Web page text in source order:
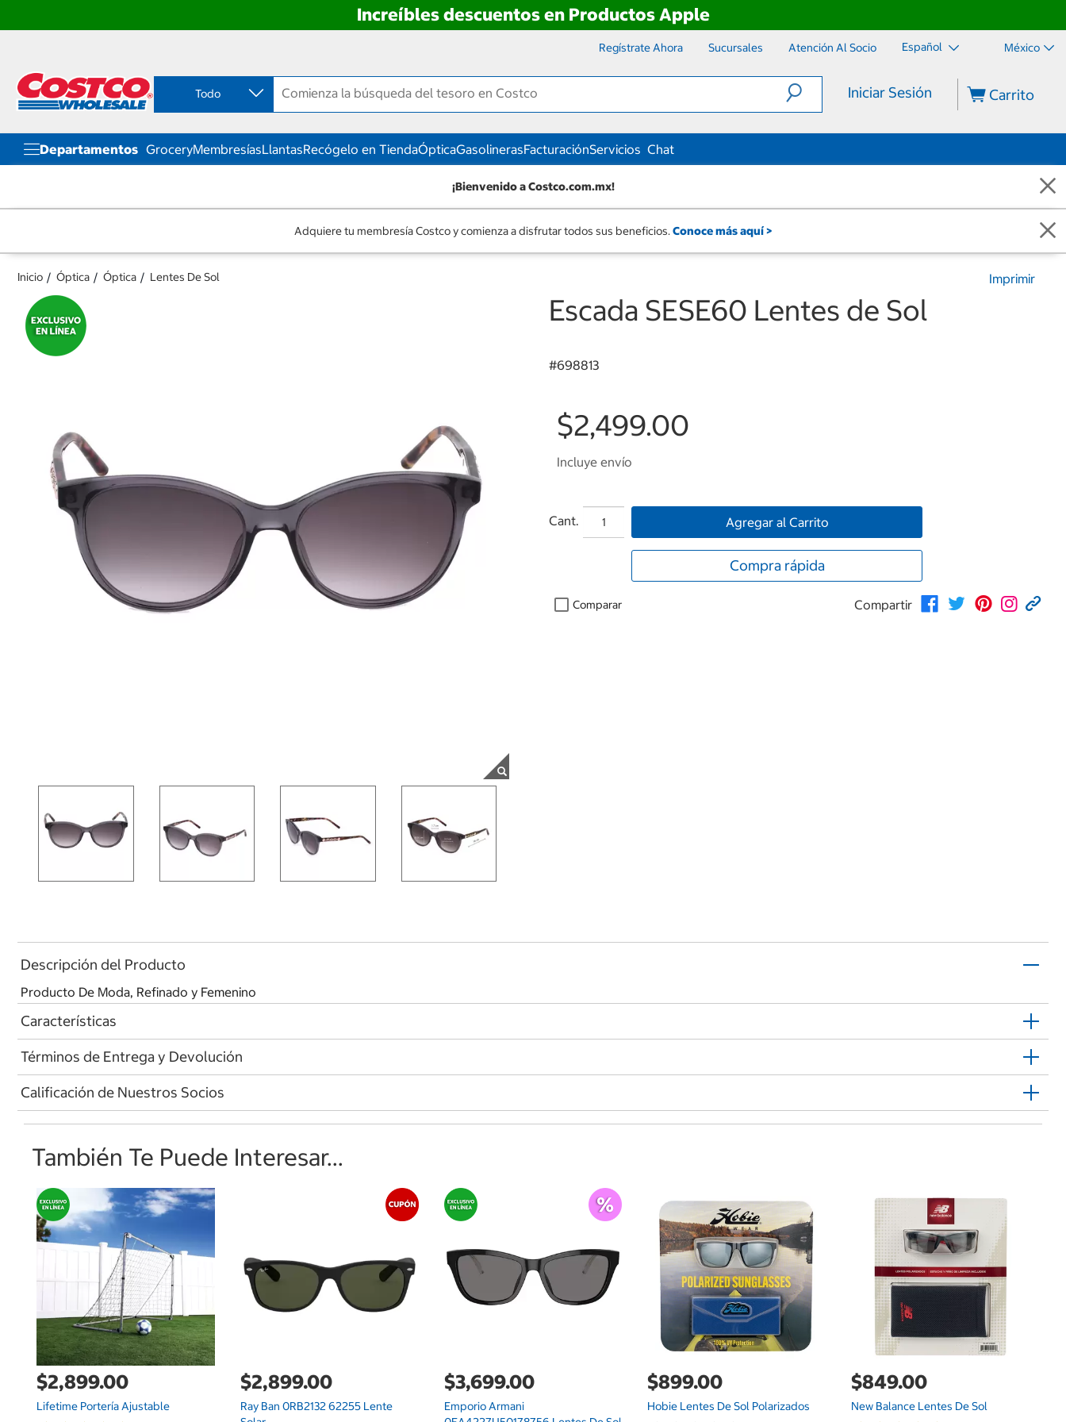
Increíbles descuentos en Productos Apple
contenido
menú
navegación
Regístrate Ahora Sucursales Atención Al Socio Español México
Todo Iniciar Sesión Carrito
Departamentos GroceryMembresíasLlantasRecógelo en TiendaÓpticaGasolinerasFacturaciónServicios Chat
¡Bienvenido a Costco.com.mx!
Adquiere tu membresía Costco y comienza a disfrutar todos sus beneficios. Conoce más aquí >
Inicio Óptica Óptica Lentes De Sol Imprimir
Escada SESE60 Lentes de Sol
#698813
$2,499.00
Incluye envío
Cant. Agregar al Carrito
Compra rápida
Comparar Compartir
Descripción del Producto
Producto De Moda, Refinado y Femenino
Características
Términos de Entrega y Devolución
Calificación de Nuestros Socios
También Te Puede Interesar...
$2,899.00
Lifetime Portería Ajustable
$2,899.00
Ray Ban 0RB2132 62255 Lente
$3,699.00
Emporio Armani
$899.00
Hobie Lentes De Sol Polarizados
$849.00
New Balance Lentes De Sol